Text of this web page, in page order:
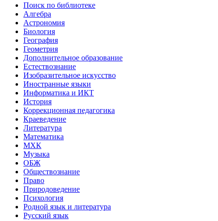
Поиск по библиотеке
Алгебра
Астрономия
Биология
География
Геометрия
Дополнительное образование
Естествознание
Изобразительное искусство
Иностранные языки
Информатика и ИКТ
История
Коррекционная педагогика
Краеведение
Литература
Математика
МХК
Музыка
ОБЖ
Обществознание
Право
Природоведение
Психология
Родной язык и литература
Русский язык